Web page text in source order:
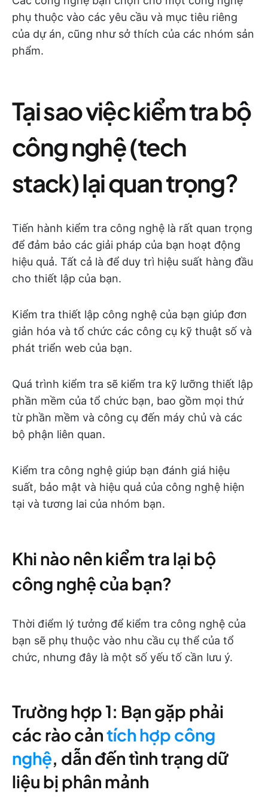
phụ thuộc vào các yêu cầu và mục tiêu riêng
của dự án, cũng như sở thích của các nhóm sản
phẩm.
Tại sao việc kiểm tra bộ
công nghệ (tech
stack) lại quan trọng?
Tiến hành kiểm tra công nghệ là rất quan trọng
để đảm bảo các giải pháp của bạn hoạt động
hiệu quả. Tất cả là để duy trì hiệu suất hàng đầu
cho thiết lập của bạn.
Kiểm tra thiết lập công nghệ của bạn giúp đơn
giản hóa và tổ chức các công cụ kỹ thuật số và
phát triển web của bạn.
Quá trình kiểm tra sẽ kiểm tra kỹ lưỡng thiết lập
phần mềm của tổ chức bạn, bao gồm mọi thứ
từ phần mềm và công cụ đến máy chủ và các
bộ phận liên quan.
Kiểm tra công nghệ giúp bạn đánh giá hiệu
suất, bảo mật và hiệu quả của công nghệ hiện
tại và tương lai của nhóm bạn.
Khi nào nên kiểm tra lại bộ
công nghệ của bạn?
Thời điểm lý tưởng để kiểm tra công nghệ của
bạn sẽ phụ thuộc vào nhu cầu cụ thể của tổ
chức, nhưng đây là một số yếu tố cần lưu ý.
Trường hợp 1: Bạn gặp phải
các rào cảntích hợp công
nghệ, dẫn đến tình trạng dữ
liệu bị phân mảnh